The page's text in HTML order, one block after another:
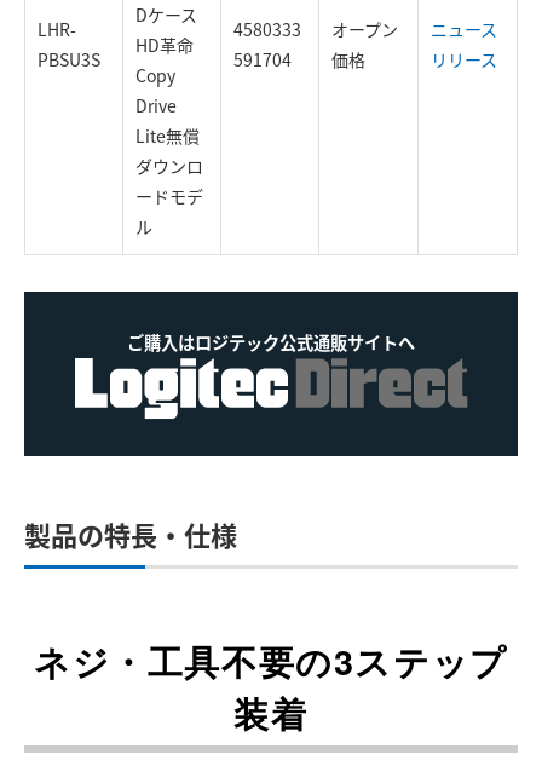
LHR-
PBSU3S
Dケース
HD革命
Copy
Drive
Lite無償
ダウンロ
ードモデ
ル
4580333
591704
オープン
価格
ニュース
リリース
ご購入はロジテック公式通販サイトへ
製品の特長・仕様
ネジ・工具不要の3ステップ
装着